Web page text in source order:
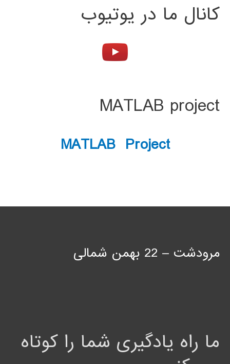
کانال ما در یوتیوب
MATLAB project
MATLAB Project
مرودشت – 22 بهمن شمالی
ما راه یادگیری شما را کوتاه